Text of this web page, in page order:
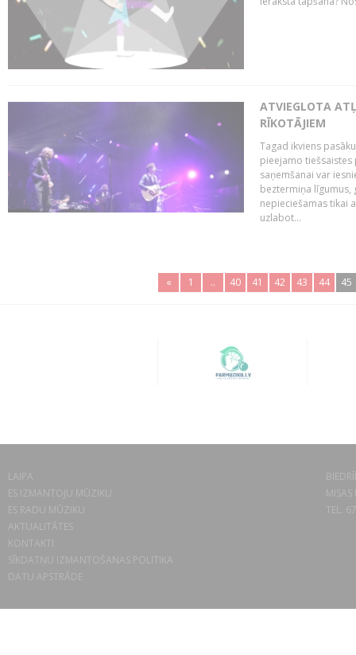
ATVIEGLOTA
RĪKOTĀJIEM
Tagad ikviens
pieejamo tiešsaistes
saņemšanai var
beztermiņa līgumus,
nepieciešamas tikai
uzlabot...
« 1 .. 40 41 42 43 44 45
LAIPA
ES IZMANTOJU MŪZIKU
ES RADU MŪZIKU
AKTUALITĀTES
KONTAKTI
SĪKDATŅU IZMANTOŠANAS POLITIKA
DATU APSTRĀDE
TEL.